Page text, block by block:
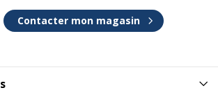
Contacter mon magasin